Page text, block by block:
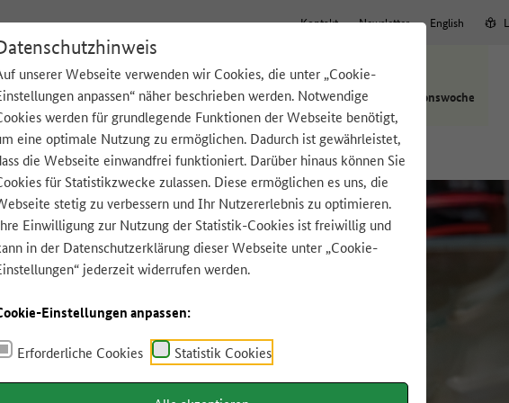
unserer Webseite verwenden wir Cookies, die unter „Cookie-
anpassen“ näher beschrieben werden. Notwendige
werden für grundlegende Funktionen der Webseite benötigt,
eine optimale Nutzung zu ermöglichen. Dadurch ist gewährleistet,
die Webseite einwandfrei funktioniert. Darüber hinaus können Sie
für Statistikzwecke zulassen. Diese ermöglichen es uns, die
stetig zu verbessern und Ihr Nutzererlebnis zu optimieren.
Einwilligung zur Nutzung der Statistik-Cookies ist freiwillig und
in der Datenschutzerklärungdieser Webseite unter „Cookie-
jederzeit widerrufen werden.
Einstellungen anpassen:
Erforderliche Cookies Statistik Cookies
Kontakt Newsletter English
Tipps für zu Hause Lebensmittel A-Z App Aktionswoche